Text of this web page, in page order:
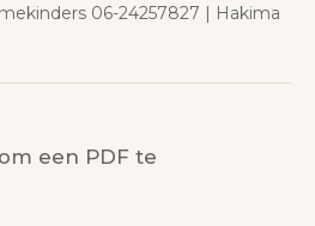
06-24257827 | Hakima
een PDF te